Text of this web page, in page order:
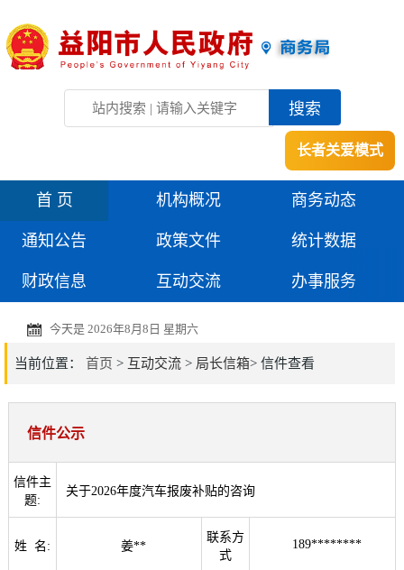
长者关爱模式
首 页 机构概况 商务动态
通知公告 政策文件 统计数据
财政信息 互动交流 办事服务
今天是 2026年8月8日 星期六
当前位置： 首页 > 互动交流 > 局长信箱> 信件查看
信件公示
信件主
题:
关于2026年度汽车报废补贴的咨询
姓 名: 姜**
联系方
式
189********